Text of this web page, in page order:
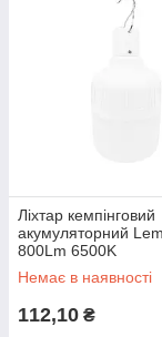
Ліхтар кемпінговий
акумуляторний
800Lm 6500K
Немає в наявності
112,10 ₴